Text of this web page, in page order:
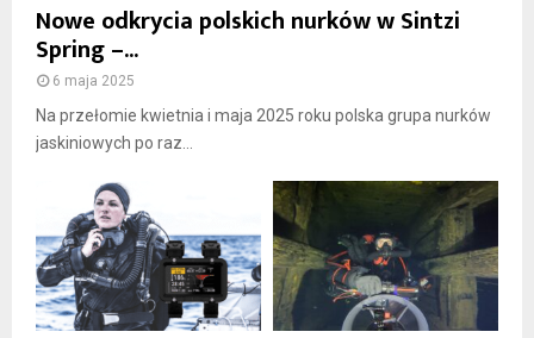
Nowe odkrycia polskich nurków w Sintzi
Spring –...
6 maja 2025
Na przełomie kwietnia i maja 2025 roku polska grupa nurków
jaskiniowych po raz...